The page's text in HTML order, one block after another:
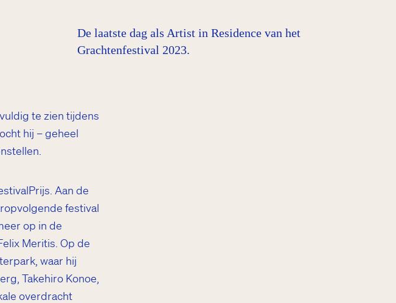
De laatste dag als Artist in Residence van het
Grachtenfestival 2023.
te zien tijdens
hij – geheel
Aan de
festival
op in de
Meritis. Op de
waar hij
Takehiro Konoe,
overdracht